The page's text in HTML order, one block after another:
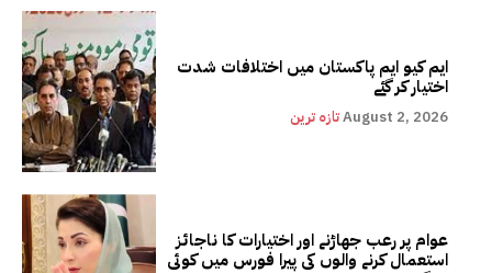
ایم کیو ایم پاکستان میں اختلافات شدت
اختیار کر گئے
تازہ ترینAugust 2, 2026
عوام پر رعب جھاڑنے اور اختیارات کا ناجائز
استعمال کرنے والوں کی پیرا فورس میں کوئی